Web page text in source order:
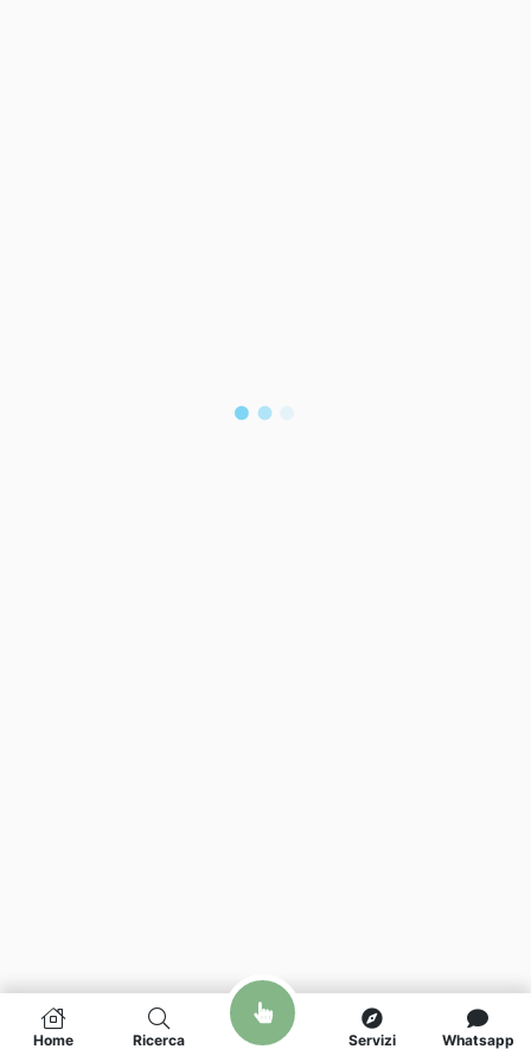
Home Ricerca Servizi Whatsapp